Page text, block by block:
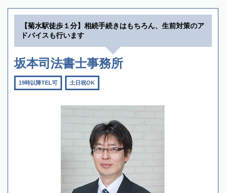
【菊水駅徒歩１分】相続手続きはもちろん、生前対策のア
ドバイスも行います
坂本司法書士事務所
19時以降TEL可 土日祝OK